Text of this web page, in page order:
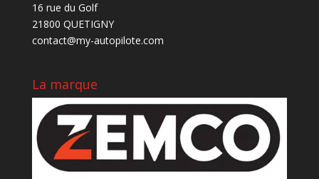
16 rue du Golf
21800 QUETIGNY
contact@my-autopilote.com
La marque